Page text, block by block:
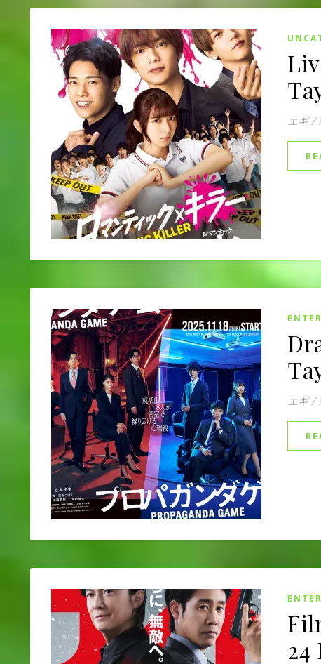
エギ /
エギ /
24